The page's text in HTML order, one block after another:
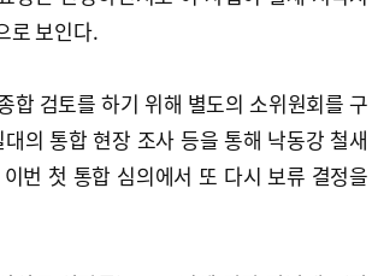
로 보인다.
합 검토를 하기 위해 별도의 소위원회를 구
의 통합 현장 조사 등을 통해 낙동강 철새
번 첫 통합 심의에서 또 다시 보류 결정을